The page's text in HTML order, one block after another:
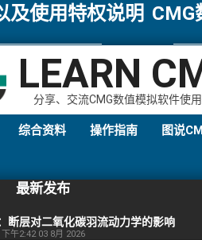
及使用特权说明 CMG
LEARN
分享、交流CMG数值模拟软件使
Menu
综合资料 操作指南 图说
最新发布
断层对二氧化碳羽流动力学的影响
下午2:42 03 8月 2026